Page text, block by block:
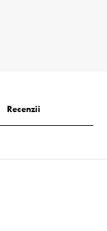
Recenzii